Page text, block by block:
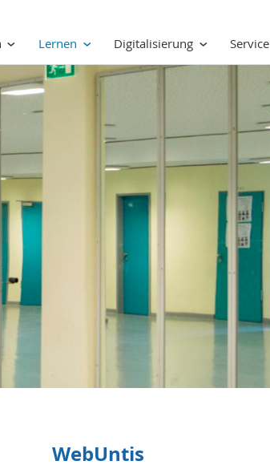
Lernen Digitalisierung Service
WebUntis